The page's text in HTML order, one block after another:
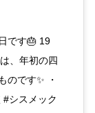
です🎂 19
、年初の四
のです✨ ・
#シスメック